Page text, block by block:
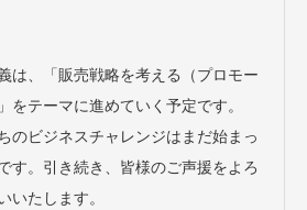
は、「販売戦略を考える（プロモー
をテーマに進めていく予定です。
のビジネスチャレンジはまだ始まっ
す。引き続き、皆様のご声援をよろ
いたします。